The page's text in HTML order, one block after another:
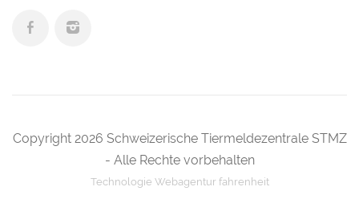
Copyright 2026 Schweizerische Tiermeldezentrale STMZ
- Alle Rechte vorbehalten
Technologie Webagentur fahrenheit